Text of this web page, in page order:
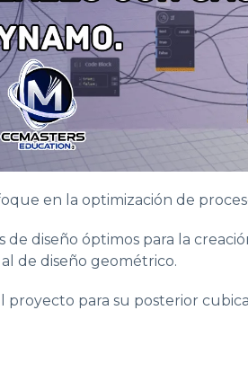
en la optimización de
de diseño óptimos para la
de diseño geométrico.
para su posterior